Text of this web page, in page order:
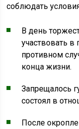
соблюдать
В день
участвовать в
противном
конца жизни.
Запрещалось
состоял в
После